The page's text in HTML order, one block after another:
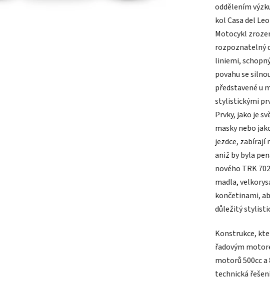
oddělením
kol Casa del
Motocykl
rozpoznatelný
liniemi,
povahu se
představené u
stylistickými
Prvky, jako je
masky nebo
jezdce,
aniž by byla
nového TRK
madla,
končetinami,
důležitý
Konstrukce,
řadovým
motorů 500cc
technická